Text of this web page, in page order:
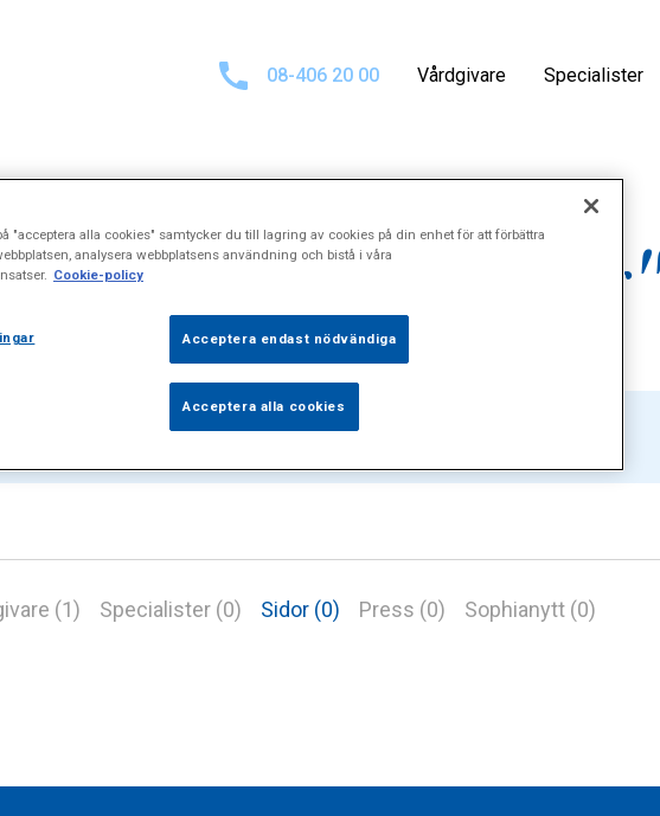
08-406 20 00 Vårdgivare Specialister
för"Fissurer"
(1) Specialister (0) Sidor (0) Press (0) Sophianytt (0)
"acceptera alla cookies" samtycker du till lagring av cookies på din enhet för att förbättra
analysera webbplatsens användning och bistå i våra
Cookie-policy
Acceptera endast nödvändiga
Acceptera alla cookies